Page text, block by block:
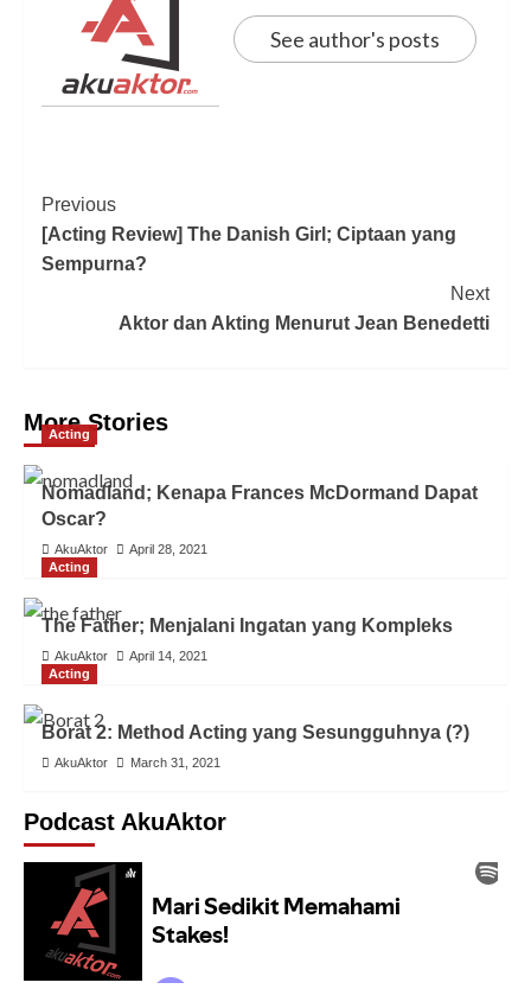
See author's posts
Post
Navigation
Previous
[Acting Review] The Danish Girl; Ciptaan yang
Sempurna?
Next
Aktor dan Akting Menurut Jean Benedetti
More Stories
Acting
Nomadland; Kenapa Frances McDormand Dapat
Oscar?
AkuAktor
April 28, 2021
Acting
The Father; Menjalani Ingatan yang Kompleks
AkuAktor
April 14, 2021
Acting
Borat 2: Method Acting yang Sesungguhnya (?)
AkuAktor March 31, 2021
Podcast AkuAktor